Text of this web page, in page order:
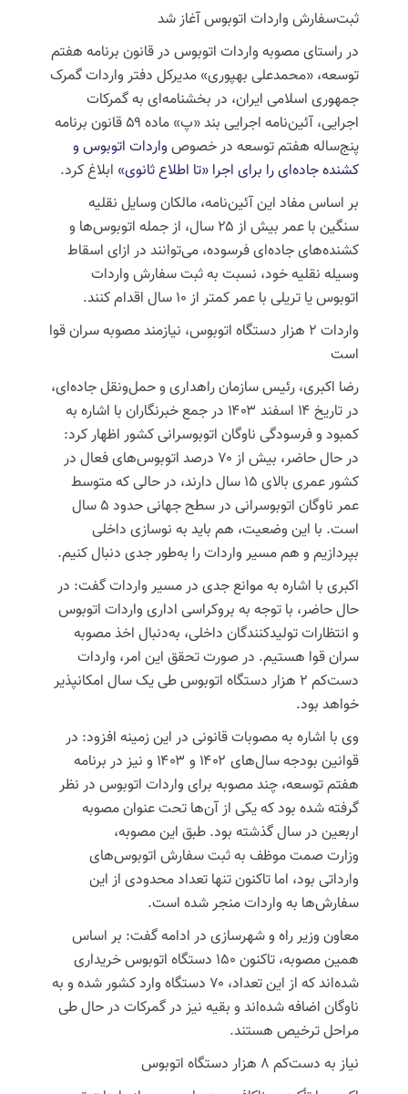
ثبت‌سفارش واردات اتوبوس آغاز شد
در راستای مصوبه واردات اتوبوس در قانون برنامه هفتم
توسعه، «محمدعلی بهپوری» مدیرکل دفتر واردات گمرک
جمهوری اسلامی ایران، در بخشنامه‌ای به گمرکات
اجرایی، آئین‌نامه اجرایی بند «پ» ماده ۵۹ قانون برنامه
پنج‌ساله هفتم توسعه در خصوص واردات اتوبوس و
کشنده جاده‌ای را برای اجرا «تا اطلاع ثانوی» ابلاغ کرد.
بر اساس مفاد این آئین‌نامه، مالکان وسایل نقلیه
سنگین با عمر بیش از ۲۵ سال، از جمله اتوبوس‌ها و
کشنده‌های جاده‌ای فرسوده، می‌توانند در ازای اسقاط
وسیله نقلیه خود، نسبت به ثبت سفارش واردات
اتوبوس یا تریلی با عمر کمتر از ۱۰ سال اقدام کنند.
واردات ۲ هزار دستگاه اتوبوس، نیازمند مصوبه سران قوا
است
رضا اکبری، رئیس سازمان راهداری و حمل‌ونقل جاده‌ای،
در تاریخ ۱۴ اسفند ۱۴۰۳ در جمع خبرنگاران با اشاره به
کمبود و فرسودگی ناوگان اتوبوسرانی کشور اظهار کرد:
در حال حاضر، بیش از ۷۰ درصد اتوبوس‌های فعال در
کشور عمری بالای ۱۵ سال دارند، در حالی که متوسط
عمر ناوگان اتوبوسرانی در سطح جهانی حدود ۵ سال
است. با این وضعیت، هم باید به نوسازی داخلی
بپردازیم و هم مسیر واردات را به‌طور جدی دنبال کنیم.
اکبری با اشاره به موانع جدی در مسیر واردات گفت: در
حال حاضر، با توجه به بروکراسی اداری واردات اتوبوس
و انتظارات تولیدکنندگان داخلی، به‌دنبال اخذ مصوبه
سران قوا هستیم. در صورت تحقق این امر، واردات
دست‌کم ۲ هزار دستگاه اتوبوس طی یک سال امکانپذیر
خواهد بود.
وی با اشاره به مصوبات قانونی در این زمینه افزود: در
قوانین بودجه سال‌های ۱۴۰۲ و ۱۴۰۳ و نیز در برنامه
هفتم توسعه، چند مصوبه برای واردات اتوبوس در نظر
گرفته شده بود که یکی از آن‌ها تحت عنوان مصوبه
اربعین در سال گذشته بود. طبق این مصوبه،
وزارت صمتموظف به ثبت سفارش اتوبوس‌های
وارداتی بود، اما تاکنون تنها تعداد محدودی از این
سفارش‌ها به واردات منجر شده است.
معاون وزیر راه و شهرسازی در ادامه گفت: بر اساس
همین مصوبه، تاکنون ۱۵۰ دستگاه اتوبوس خریداری
شده‌اند که از این تعداد، ۷۰ دستگاه وارد کشور شده و به
ناوگان اضافه شده‌اند و بقیه نیز در گمرکات در حال طی
مراحل ترخیص هستند.
نیاز به دست‌کم ۸ هزار دستگاه اتوبوس